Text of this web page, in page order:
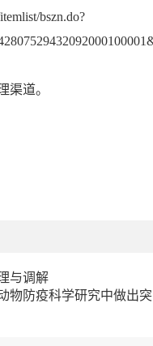
bszn.do?
渠道。
与调解
物防疫科学研究中做出